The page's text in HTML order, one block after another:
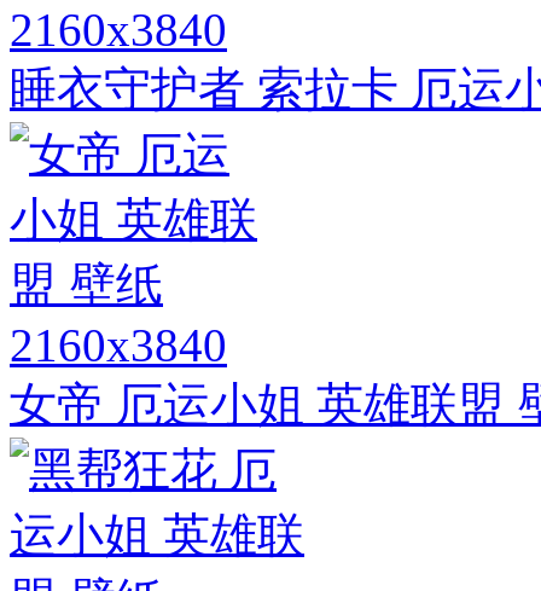
2160x3840
睡衣守护者 索拉卡 厄运
2160x3840
女帝 厄运小姐 英雄联盟